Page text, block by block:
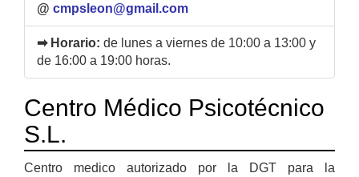
@ cmpsleon@gmail.com
➡ Horario: de lunes a viernes de 10:00 a 13:00 y
de 16:00 a 19:00 horas.
Centro Médico Psicotécnico
S.L.
Centro medico autorizado por la DGT para la